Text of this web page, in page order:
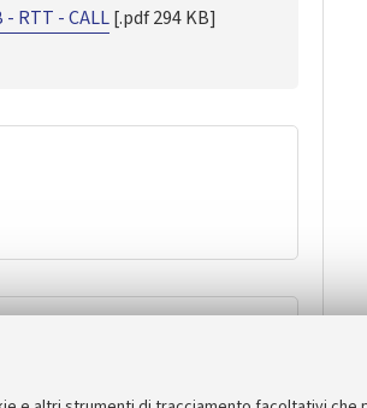
RTT - CALL[.pdf 294 KB]